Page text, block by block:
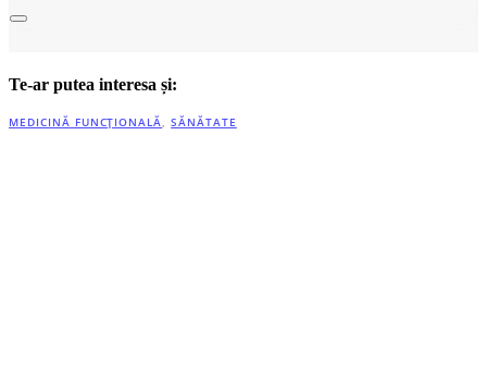
Te-ar putea interesa și:
MEDICINĂ FUNCȚIONALĂ,SĂNĂTATE